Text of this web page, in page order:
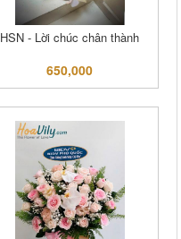
HSN - Lời chúc chân thành
650,000